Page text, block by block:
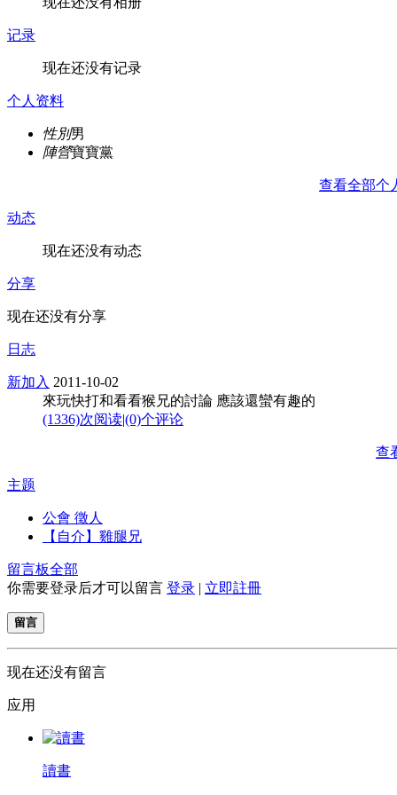
记录
现在还没有记录
个人资料
性別男
陣營寶寶黨
查看全部个
动态
现在还没有动态
分享
现在还没有分享
日志
新加入 2011-10-02
來玩快打和看看猴兄的討論 應該還蠻有趣的
(1336)次阅读|(0)个评论
查
主题
公會 徵人
【自介】雞腿兄
留言板全部
你需要登录后才可以留言 登录 | 立即註冊
留言
现在还没有留言
应用
讀書